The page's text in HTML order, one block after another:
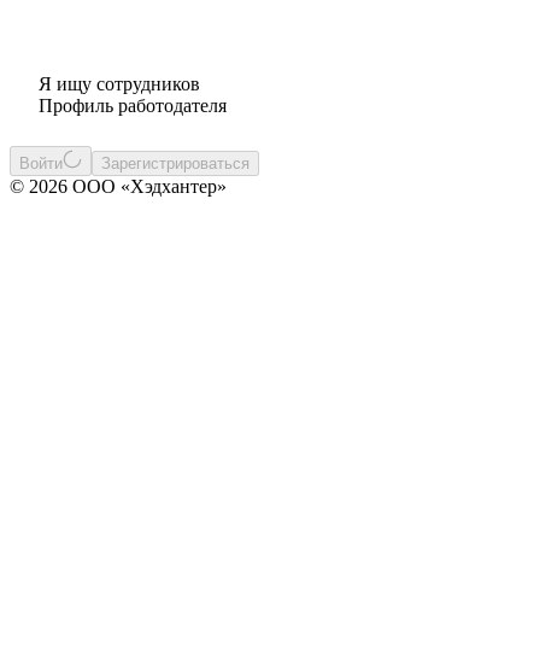
Я ищу сотрудников
Профиль работодателя
Войти Зарегистрироваться
© 2026 ООО «Хэдхантер»